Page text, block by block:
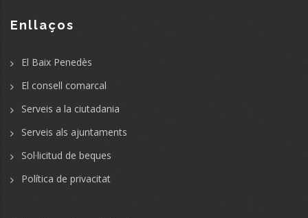
Enllaços
El Baix Penedès
El consell comarcal
Serveis a la ciutadania
Serveis als ajuntaments
Sol·licitud de beques
Política de privacitat